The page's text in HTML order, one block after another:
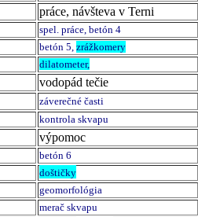
práce, návšteva v Terni
spel. práce, betón 4
betón 5, zrážkomery
dilatometer,
vodopád tečie
záverečné časti
kontrola skvapu
výpomoc
betón 6
doštičky
geomorfológia
merač skvapu